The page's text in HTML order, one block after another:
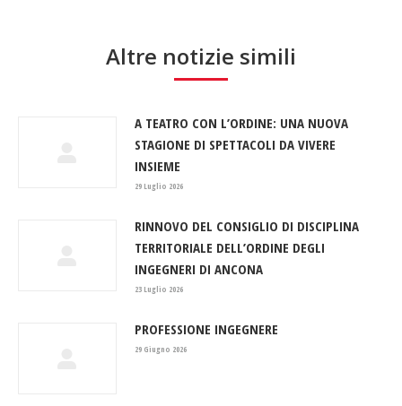
Altre notizie simili
A TEATRO CON L’ORDINE: UNA NUOVA
STAGIONE DI SPETTACOLI DA VIVERE
INSIEME
29 Luglio 2026
RINNOVO DEL CONSIGLIO DI DISCIPLINA
TERRITORIALE DELL’ORDINE DEGLI
INGEGNERI DI ANCONA
23 Luglio 2026
PROFESSIONE INGEGNERE
29 Giugno 2026